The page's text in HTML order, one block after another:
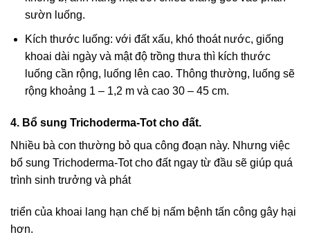
sườn luống.
Kích thước luống: với đất xấu, khó thoát nước, giống
khoai dài ngày và mật độ trồng thưa thì kích thước
luống cần rộng, luống lên cao. Thông thường, luống sẽ
rộng khoảng 1 – 1,2 m và cao 30 – 45 cm.
4. Bổ sung Trichoderma-Tot cho đất.
Nhiều bà con thường bỏ qua công đoạn này. Nhưng việc
bổ sung Trichoderma-Tot cho đất ngay từ đầu sẽ giúp quá
trình sinh trưởng và phát
triển của khoai lang hạn chế bị nấm bệnh tấn công gây hại
hơn.